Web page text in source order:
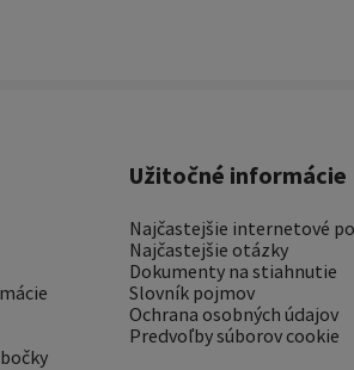
Užitočné informácie
Najčastejšie internetové
Najčastejšie otázky
Dokumenty na stiahnutie
Slovník pojmov
Ochrana osobných údajov
Predvoľby súborov cookie